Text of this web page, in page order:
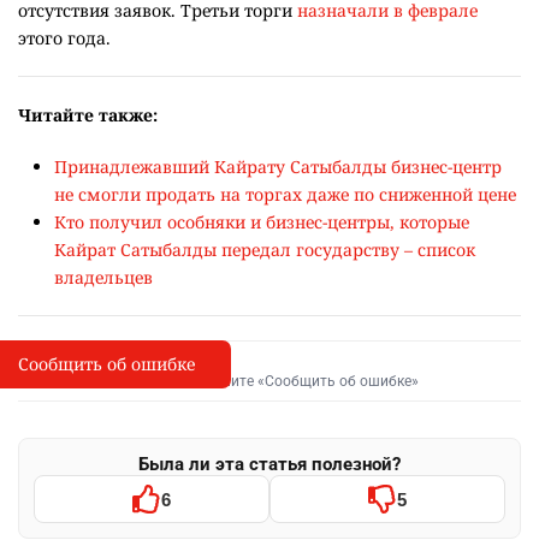
отсутствия заявок. Третьи торги назначали в феврале
этого года.
Читайте также:
Принадлежавший Кайрату Сатыбалды бизнес-центр
не смогли продать на торгах даже по сниженной цене
Кто получил особняки и бизнес-центры, которые
Кайрат Сатыбалды передал государству – список
владельцев
I
Сообщить об опечатке
Выделите фрагмент и нажмите «Сообщить об ошибке»
Была ли эта статья полезной?
6 5
Сообщить об ошибке